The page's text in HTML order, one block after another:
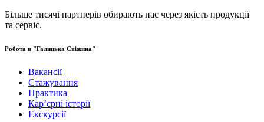
Більше тисячі партнерів обирають нас через якість продукції
та сервіс.
Робота в "Галицька Свіжина"
Вакансії
Стажування
Практика
Карʼєрні історії
Екскурсії